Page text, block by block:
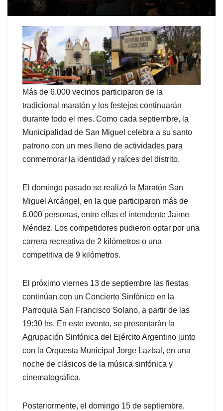
Más de 6.000 vecinos participaron de la
tradicional maratón y los festejos continuarán
durante todo el mes. Como cada septiembre, la
Municipalidad de San Miguel celebra a su santo
patrono con un mes lleno de actividades para
conmemorar la identidad y raíces del distrito.
El domingo pasado se realizó la Maratón San
Miguel Arcángel, en la que participaron más de
6.000 personas, entre ellas el intendente Jaime
Méndez. Los competidores pudieron optar por una
carrera recreativa de 2 kilómetros o una
competitiva de 9 kilómetros.
El próximo viernes 13 de septiembre las fiestas
continúan con un Concierto Sinfónico en la
Parroquia San Francisco Solano, a partir de las
19:30 hs. En este evento, se presentarán la
Agrupación Sinfónica del Ejército Argentino junto
con la Orquesta Municipal Jorge Lazbal, en una
noche de clásicos de la música sinfónica y
cinematográfica.
Posteriormente, el domingo 15 de septiembre,